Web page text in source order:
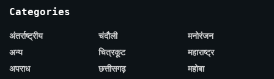
Categories
अंतर्राष्ट्रीय
अन्य
अपराध
चंदौली
चित्रकूट
छत्तीसगढ़
मनोरंजन
महाराष्ट्र
महोबा